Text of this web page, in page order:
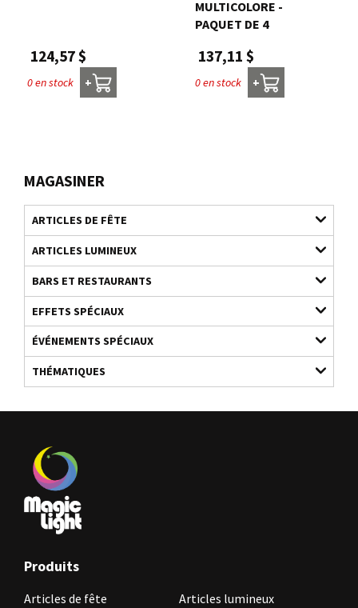
MAGASINER
ARTICLES DE FÊTE
ARTICLES LUMINEUX
BARS ET RESTAURANTS
EFFETS SPÉCIAUX
ÉVÉNEMENTS SPÉCIAUX
THÉMATIQUES
124,57 $
0 en stock +
MULTICOLORE -
PAQUET DE 4
137,11 $
0 en stock +
Produits
Articles de fête
Articles lumineux